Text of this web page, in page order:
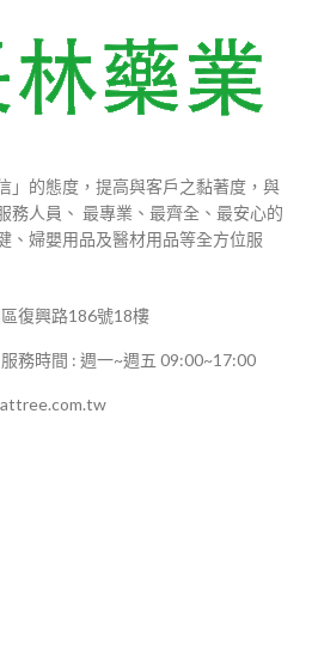
」的態度，提高與客戶之黏著度，與
務人員、 最專業、最齊全、最安心的
、婦嬰用品及醫材用品等全方位服
復興路186號18樓
務時間 : 週一~週五 09:00~17:00